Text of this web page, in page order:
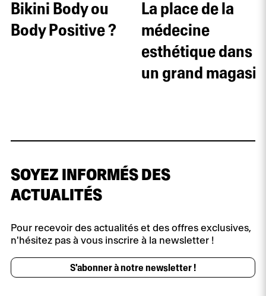
Bikini Body ou
Body Positive ?
La place de la
médecine
esthétique dans
un grand magasin
SOYEZ INFORMÉS DES
ACTUALITÉS
Pour recevoir des actualités et des offres exclusives,
n'hésitez pas à vous inscrire à la newsletter !
S'abonner à notre newsletter !